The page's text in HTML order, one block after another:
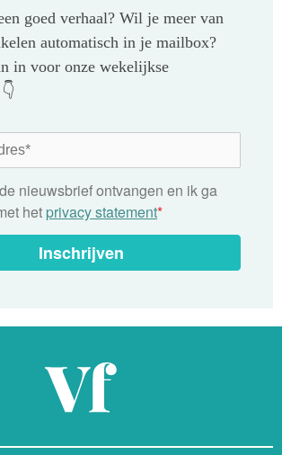
goed verhaal? Wil je meer van
automatisch in je mailbox?
in voor onze wekelijkse
nieuwsbrief ontvangen en ik ga
het privacy statement*
Inschrijven